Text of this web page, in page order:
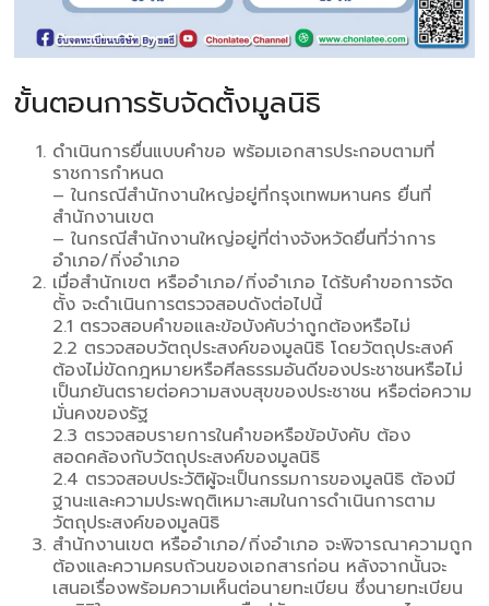
ขั้นตอนการรับจัดตั้งมูลนิธิ
ดำเนินการยื่นแบบคำขอ พร้อมเอกสารประกอบตามที่
ราชการกำหนด
– ในกรณีสำนักงานใหญ่อยู่ที่กรุงเทพมหานคร ยื่นที่
สำนักงานเขต
– ในกรณีสำนักงานใหญ่อยู่ที่ต่างจังหวัดยื่นที่ว่าการ
อำเภอ/กิ่งอำเภอ
เมื่อสำนักเขต หรืออำเภอ/กิ่งอำเภอ ได้รับคำขอการจัด
ตั้ง จะดำเนินการตรวจสอบดังต่อไปนี้
2.1 ตรวจสอบคำขอและข้อบังคับว่าถูกต้องหรือไม่
2.2 ตรวจสอบวัตถุประสงค์ของมูลนิธิ โดยวัตถุประสงค์
ต้องไม่ขัดกฎหมายหรือศีลธรรมอันดีของประชาชนหรือไม่
เป็นภยันตรายต่อความสงบสุขของประชาชน หรือต่อความ
มั่นคงของรัฐ
2.3 ตรวจสอบรายการในคำขอหรือข้อบังคับ ต้อง
สอดคล้องกับวัตถุประสงค์ของมูลนิธิ
2.4 ตรวจสอบประวัติผู้จะเป็นกรรมการของมูลนิธิ ต้องมี
ฐานะและความประพฤติเหมาะสมในการดำเนินการตาม
วัตถุประสงค์ของมูลนิธิ
สำนักงานเขต หรืออำเภอ/กิ่งอำเภอ จะพิจารณาความถูก
ต้องและความครบถ้วนของเอกสารก่อน หลังจากนั้นจะ
เสนอเรื่องพร้อมความเห็นต่อนายทะเบียน ซึ่งนายทะเบียน